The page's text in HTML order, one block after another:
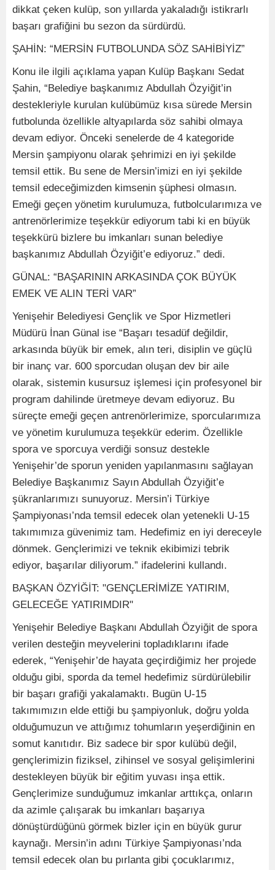
dikkat çeken kulüp, son yıllarda yakaladığı istikrarlı
başarı grafiğini bu sezon da sürdürdü.
ŞAHİN: “MERSİN FUTBOLUNDA SÖZ SAHİBİYİZ”
Konu ile ilgili açıklama yapan Kulüp Başkanı Sedat
Şahin, “Belediye başkanımız Abdullah Özyiğit’in
destekleriyle kurulan kulübümüz kısa sürede Mersin
futbolunda özellikle altyapılarda söz sahibi olmaya
devam ediyor. Önceki senelerde de 4 kategoride
Mersin şampiyonu olarak şehrimizi en iyi şekilde
temsil ettik. Bu sene de Mersin’imizi en iyi şekilde
temsil edeceğimizden kimsenin şüphesi olmasın.
Emeği geçen yönetim kurulumuza, futbolcularımıza ve
antrenörlerimize teşekkür ediyorum tabi ki en büyük
teşekkürü bizlere bu imkanları sunan belediye
başkanımız Abdullah Özyiğit’e ediyoruz.” dedi.
GÜNAL: “BAŞARININ ARKASINDA ÇOK BÜYÜK
EMEK VE ALIN TERİ VAR”
Yenişehir Belediyesi Gençlik ve Spor Hizmetleri
Müdürü İnan Günal ise “Başarı tesadüf değildir,
arkasında büyük bir emek, alın teri, disiplin ve güçlü
bir inanç var. 600 sporcudan oluşan dev bir aile
olarak, sistemin kusursuz işlemesi için profesyonel bir
program dahilinde üretmeye devam ediyoruz. Bu
süreçte emeği geçen antrenörlerimize, sporcularımıza
ve yönetim kurulumuza teşekkür ederim. Özellikle
spora ve sporcuya verdiği sonsuz destekle
Yenişehir’de sporun yeniden yapılanmasını sağlayan
Belediye Başkanımız Sayın Abdullah Özyiğit’e
şükranlarımızı sunuyoruz. Mersin’i Türkiye
Şampiyonası’nda temsil edecek olan yetenekli U-15
takımımıza güvenimiz tam. Hedefimiz en iyi dereceyle
dönmek. Gençlerimizi ve teknik ekibimizi tebrik
ediyor, başarılar diliyorum.” ifadelerini kullandı.
BAŞKAN ÖZYİĞİT: "GENÇLERİMİZE YATIRIM,
GELECEĞE YATIRIMDIR"
Yenişehir Belediye Başkanı Abdullah Özyiğit de spora
verilen desteğin meyvelerini topladıklarını ifade
ederek, “Yenişehir’de hayata geçirdiğimiz her projede
olduğu gibi, sporda da temel hedefimiz sürdürülebilir
bir başarı grafiği yakalamaktı. Bugün U-15
takımımızın elde ettiği bu şampiyonluk, doğru yolda
olduğumuzun ve attığımız tohumların yeşerdiğinin en
somut kanıtıdır. Biz sadece bir spor kulübü değil,
gençlerimizin fiziksel, zihinsel ve sosyal gelişimlerini
destekleyen büyük bir eğitim yuvası inşa ettik.
Gençlerimize sunduğumuz imkanlar arttıkça, onların
da azimle çalışarak bu imkanları başarıya
dönüştürdüğünü görmek bizler için en büyük gurur
kaynağı. Mersin’in adını Türkiye Şampiyonası’nda
temsil edecek olan bu pırlanta gibi çocuklarımız,